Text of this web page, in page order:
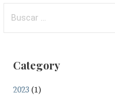
Category
2023 (1)